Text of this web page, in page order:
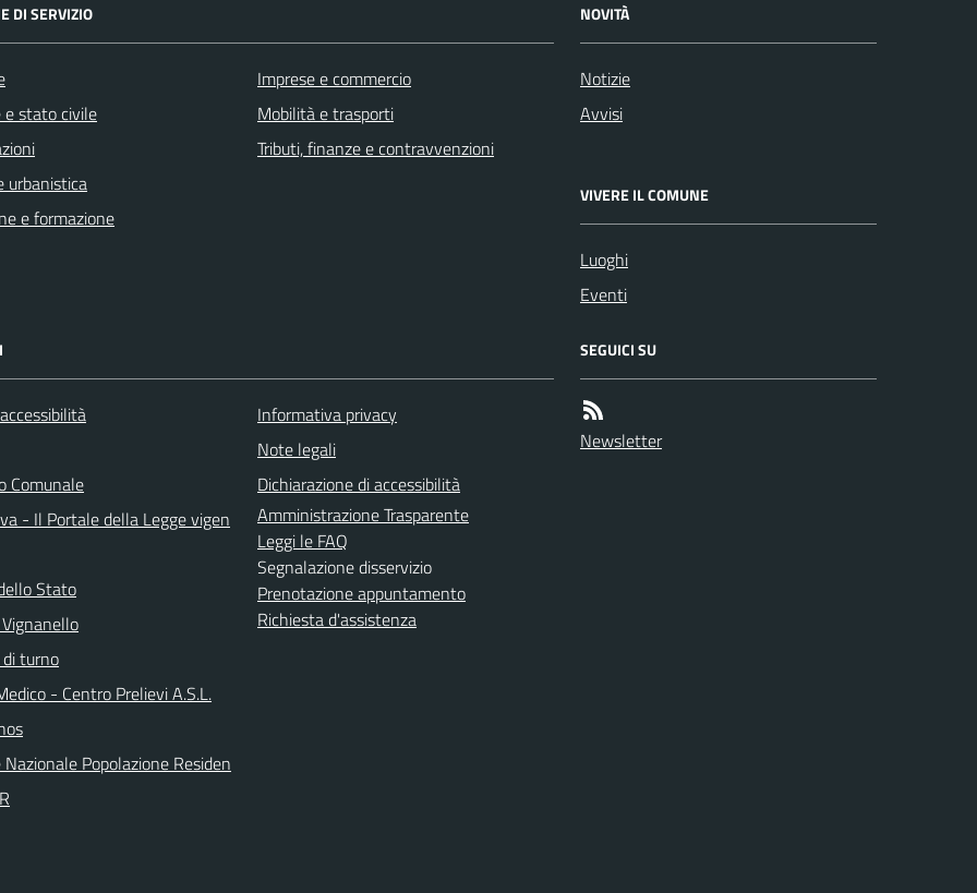
DI SERVIZIO
e stato civile
urbanistica
e formazione
Imprese e commercio
Mobilità e trasporti
Tributi, finanze e contravvenzioni
NOVITÀ
Notizie
Avvisi
VIVERE IL COMUNE
Luoghi
Eventi
Comunale
- Il Portale della Legge vigen
Stato
di turno
- Centro Prelievi A.S.L.
Popolazione Residen
Informativa privacy
Note legali
Dichiarazione di accessibilità
Amministrazione Trasparente
Leggi le FAQ
Segnalazione disservizio
Prenotazione appuntamento
Richiesta d'assistenza
SEGUICI SU
Newsletter